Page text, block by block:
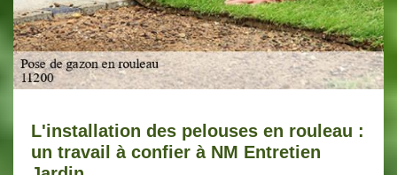
L'installation des pelouses en rouleau :
un travail à confier à NM Entretien